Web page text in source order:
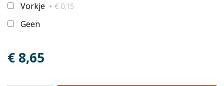
Vorkje + € 0,15
Geen
€ 8,65